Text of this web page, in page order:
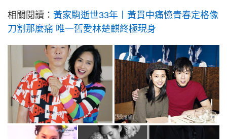
相關閱讀： 黃家駒逝世33年丨黃貫中痛憶青春定格像
刀割那麼痛 唯一舊愛林楚麒終極現身